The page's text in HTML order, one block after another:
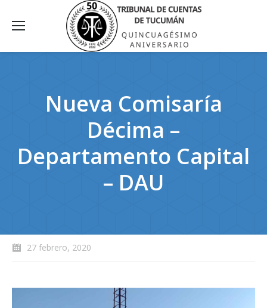
Nueva Comisaría
Décima –
Departamento Capital
– DAU
27 febrero, 2020